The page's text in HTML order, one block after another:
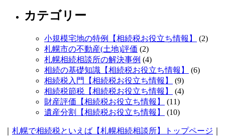
カテゴリー
小規模宅地の特例【相続税お役立ち情報】
(2)
札幌市の不動産(土地)評価 (2)
札幌相続相談所の解決事例 (4)
相続の基礎知識【相続税お役立ち情報】
(6)
相続税入門【相続税お役立ち情報】
(9)
相続税節税【相続税お役立ち情報】
(4)
財産評価【相続税お役立ち情報】
(11)
遺産分割【相続税お役立ち情報】
(10)
札幌で相続税といえば【札幌相続相談所】トップページ